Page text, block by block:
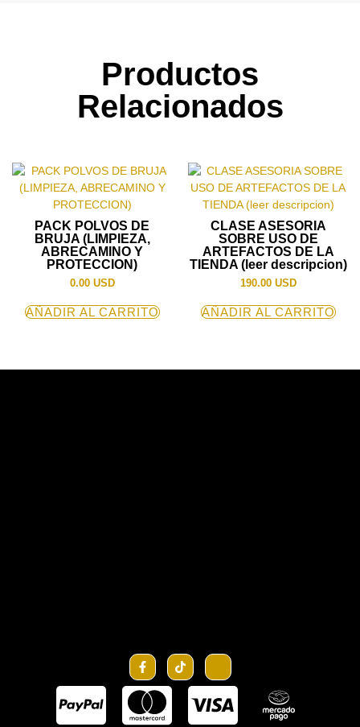
Productos
Relacionados
PACK POLVOS DE
BRUJA (LIMPIEZA,
ABRECAMINO Y
PROTECCION)
0.00 USD
AÑADIR AL CARRITO
CLASE ASESORIA
SOBRE USO DE
ARTEFACTOS DE LA
TIENDA (leer descripcion)
190.00 USD
AÑADIR AL CARRITO